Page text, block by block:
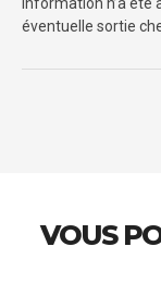
éventuelle sortie
VOUS